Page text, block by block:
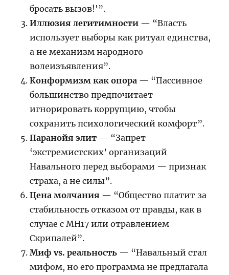
бросать вызов!'”.
Иллюзия легитимности — “Власть
использует выборы как ритуал единства,
а не механизм народного
волеизъявления”.
Конформизм как опора — “Пассивное
большинство предпочитает
игнорировать коррупцию, чтобы
сохранить психологический комфорт”.
Паранойя элит — “Запрет
‘экстремистских’ организаций
Навального перед выборами — признак
страха, а не силы”.
Цена молчания — “Общество платит за
стабильность отказом от правды, как в
случае с MH17 или отравлением
Скрипалей”.
Миф vs. реальность — “Навальный стал
мифом, но его программа не предлагала